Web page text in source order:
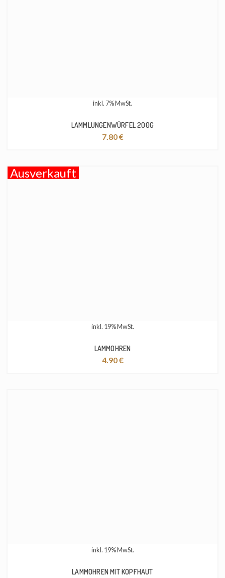
inkl. 7% MwSt.
LAMMLUNGENWÜRFEL 200G
7.80€
Ausverkauft
inkl. 19% MwSt.
LAMMOHREN
4.90€
inkl. 19% MwSt.
LAMMOHREN MIT KOPFHAUT